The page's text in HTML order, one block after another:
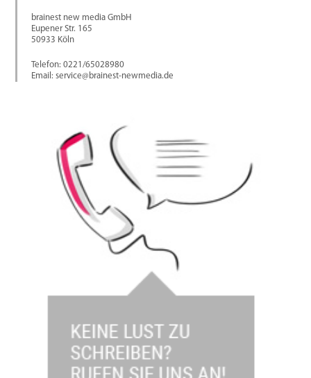
brainest new media GmbH
Eupener Str. 165
50933 Köln
Telefon: 0221/65028980
Email: service@brainest-newmedia.de